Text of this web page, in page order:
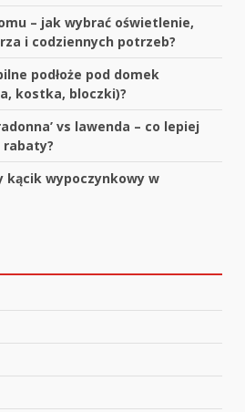
– jak wybrać oświetlenie,
i codziennych potrzeb?
podłoże pod domek
kostka, bloczki)?
vs lawenda – co lepiej
rabaty?
kącik wypoczynkowy w